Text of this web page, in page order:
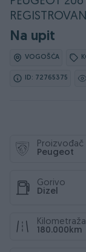
Na upit
VOGOŠĆA
ID: 72765375
Proizvođač
Peugeot
Gorivo
Dizel
Kilometraža
180.000km